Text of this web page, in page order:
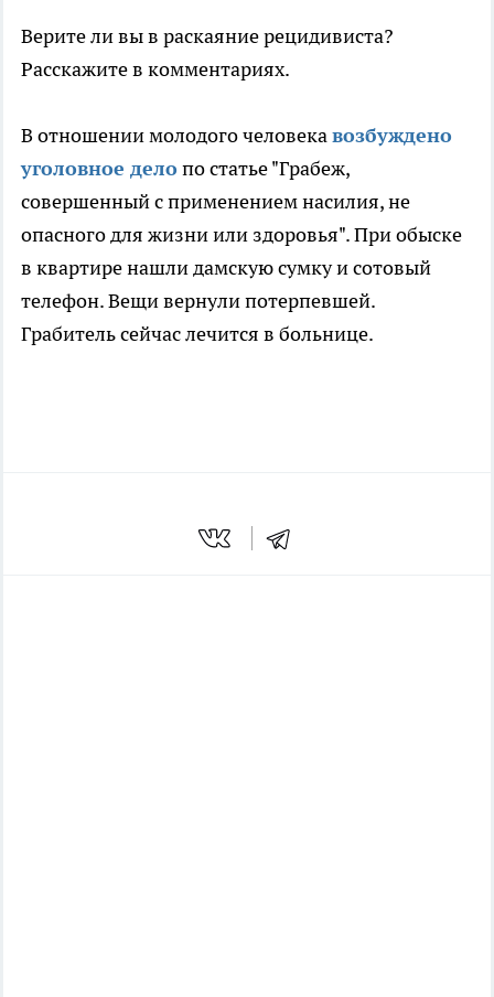
Верите ли вы в раскаяние рецидивиста?
Расскажите в комментариях.
В отношении молодого человекавозбуждено
уголовное делопо статье "Грабеж,
совершенный с применением насилия, не
опасного для жизни или здоровья". При обыске
в квартире нашли дамскую сумку и сотовый
телефон. Вещи вернули потерпевшей.
Грабитель сейчас лечится в больнице.